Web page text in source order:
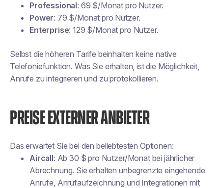
Professional: 69 $/Monat pro Nutzer.
Power: 79 $/Monat pro Nutzer.
Enterprise: 129 $/Monat pro Nutzer.
Selbst die höheren Tarife beinhalten keine native
Telefoniefunktion. Was Sie erhalten, ist die Möglichkeit,
Anrufe zu integrieren und zu protokollieren.
PREISE EXTERNER ANBIETER
Das erwartet Sie bei den beliebtesten Optionen:
Aircall: Ab 30 $ pro Nutzer/Monat bei jährlicher
Abrechnung. Sie erhalten unbegrenzte eingehende
Anrufe, Anrufaufzeichnung und Integrationen mit